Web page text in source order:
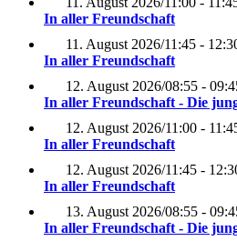
In aller Freundschaft
11. August 2026/11:45 -
In aller Freundschaft
12. August 2026/08:55 -
In aller Freundschaft - Die
12. August 2026/11:00 -
In aller Freundschaft
12. August 2026/11:45 -
In aller Freundschaft
13. August 2026/08:55 -
In aller Freundschaft - Die